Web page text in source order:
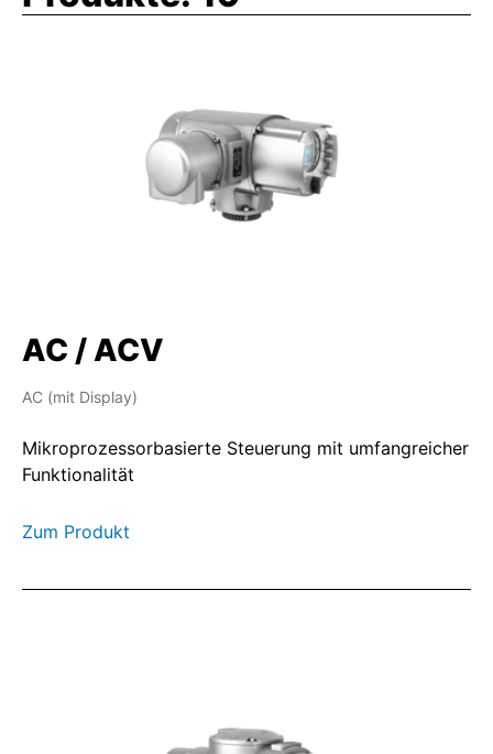
AC / ACV
AC (mit Display)
Mikroprozessorbasierte Steuerung mit umfangreicher
Funktionalität
Zum Produkt